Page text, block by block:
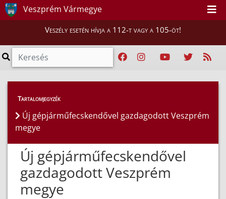
Veszprém Vármegye
Veszély esetén hívja a 112-t vagy a 105-öt!
Híreink > Hírek
Tartalomjegyzék
Új gépjárműfecskendővel gazdagodott Veszprém
megye
Új gépjárműfecskendővel
gazdagodott Veszprém
megye